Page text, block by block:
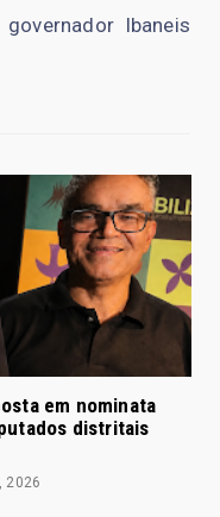
Ibaneis
em nominata
distritais
2026